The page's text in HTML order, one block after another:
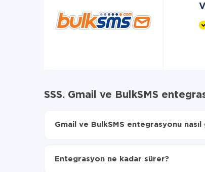
SSS. Gmail ve BulkSMS
Gmail ve BulkSMS entegrasyonu
Otomatik güncellemeyi aç
Entegrasyon ne kadar sürer?